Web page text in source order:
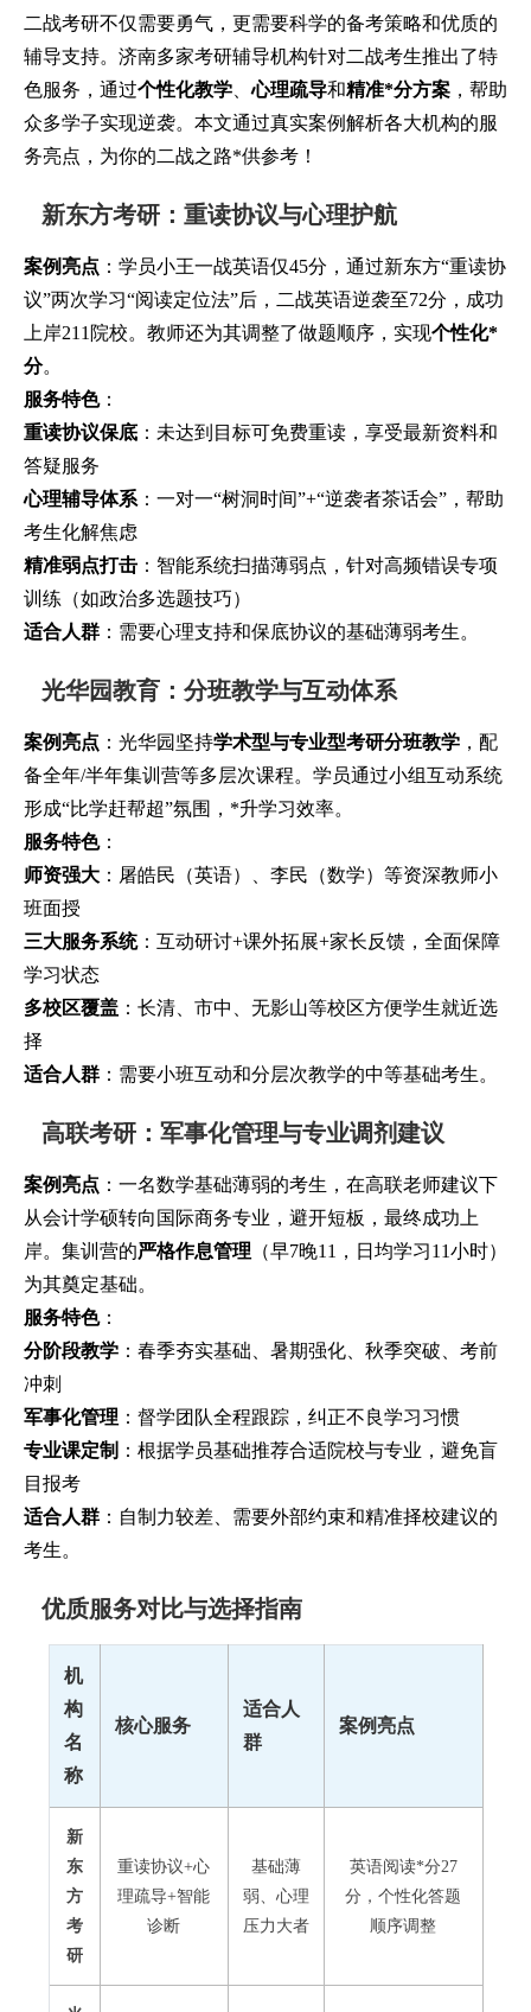
二战考研不仅需要勇气，更需要科学的备考策略和优质的
辅导支持。济南多家考研辅导机构针对二战考生推出了特
色服务，通过个性化教学 、心理疏导和精准*分方案 ，帮助
众多学子实现逆袭。本文通过真实案例解析各大机构的服
务亮点，为你的二战之路*供参考！
新东方考研：重读协议与心理护航
案例亮点 ：学员小王一战英语仅45分，通过新东方“重读协
议”两次学习“阅读定位法”后，二战英语逆袭至72分，成功
上岸211院校。教师还为其调整了做题顺序，实现个性化*
分。
服务特色：
重读协议保底 ：未达到目标可免费重读，享受最新资料和
答疑服务
心理辅导体系 ：一对一“树洞时间”+“逆袭者茶话会”，帮助
考生化解焦虑
精准弱点打击 ：智能系统扫描薄弱点，针对高频错误专项
训练（如政治多选题技巧）
适合人群 ：需要心理支持和保底协议的基础薄弱考生。
光华园教育：分班教学与互动体系
案例亮点 ：光华园坚持学术型与专业型考研分班教学 ，配
备全年/半年集训营等多层次课程。学员通过小组互动系统
形成“比学赶帮超”氛围，*升学习效率。
服务特色：
师资强大 ：屠皓民（英语）、李民（数学）等资深教师小
班面授
三大服务系统：互动研讨+课外拓展+家长反馈，全面保障
学习状态
多校区覆盖 ：长清、市中、无影山等校区方便学生就近选
择
适合人群 ：需要小班互动和分层次教学的中等基础考生。
高联考研：军事化管理与专业调剂建议
案例亮点 ：一名数学基础薄弱的考生，在高联老师建议下
从会计学硕转向国际商务专业，避开短板，最终成功上
岸。集训营的严格作息管理 （早7晚11，日均学习11小时）
为其奠定基础。
服务特色：
分阶段教学 ：春季夯实基础、暑期强化、秋季突破、考前
冲刺
军事化管理 ：督学团队全程跟踪，纠正不良学习习惯
专业课定制 ：根据学员基础推荐合适院校与专业，避免盲
目报考
适合人群 ：自制力较差、需要外部约束和精准择校建议的
考生。
优质服务对比与选择指南
机
构
名
称
核心服务
适合人
群
案例亮点
新
东
方
考
研
重读协议+心
理疏导+智能
诊断
基础薄
弱、心理
压力大者
英语阅读*分27
分，个性化答题
顺序调整